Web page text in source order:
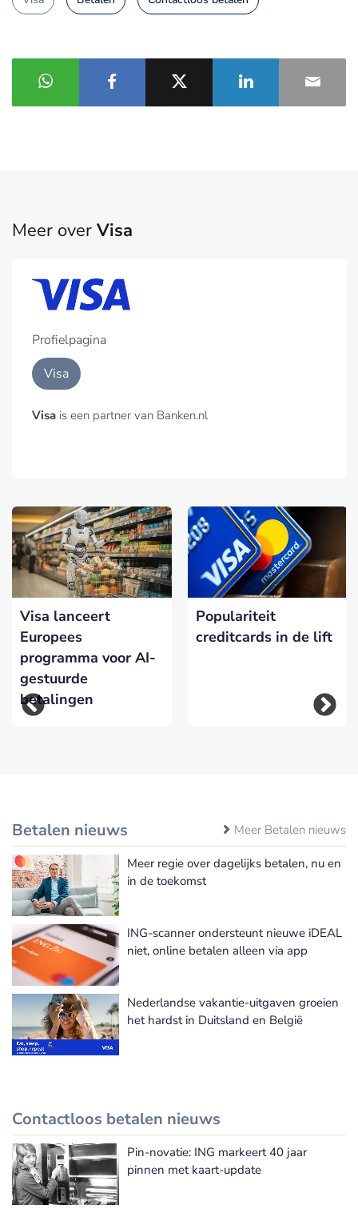
Meer over Visa
Profielpagina
Visa
Visa is een partner van Banken.nl
Visa lanceert
Europees
programma voor AI-
gestuurde
betalingen
Populariteit
creditcards in de lift
Betalen nieuws Meer Betalen nieuws
Meer regie over dagelijks betalen, nu en
in de toekomst
ING-scanner ondersteunt nieuwe iDEAL
niet, online betalen alleen via app
Nederlandse vakantie-uitgaven groeien
het hardst in Duitsland en België
Contactloos betalen nieuws
Meer Contactloos betalen nieuws
Pin-novatie: ING markeert 40 jaar
pinnen met kaart-update